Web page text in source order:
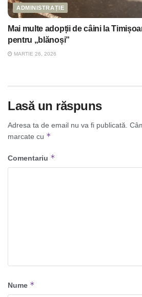
ADMINISTRAȚIE
Mai multe adopții de câini la
pentru „blănoși”
MARTIE 26, 2026
Lasă un răspuns
Adresa ta de email nu va fi publicată.
marcate cu *
Comentariu *
Nume *